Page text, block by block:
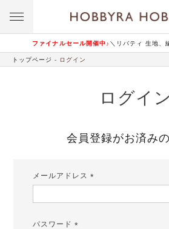
ファイナルセール開催中♪ ＼リバティ 生地、
トップページ ログイン
ログイン
会員登録がお済み
メールアドレス
パスワード